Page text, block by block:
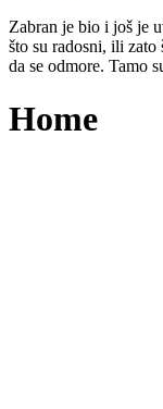
Zabran je bio i još je
što su radosni, ili zato
da se odmore. Tamo
Home